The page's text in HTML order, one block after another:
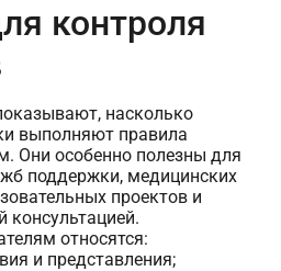
контроля
насколько
выполняют правила
Они особенно полезны для
поддержки, медицинских
проектов и
консультацией.
относятся:
и представления;